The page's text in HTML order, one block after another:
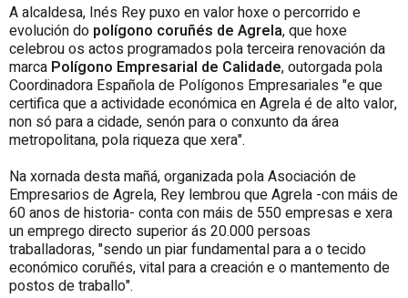
A alcaldesa, Inés Rey puxo en valor hoxe o percorrido e
evolución do polígono coruñés de Agrela, que hoxe
celebrou os actos programados pola terceira renovación da
marca Polígono Empresarial de Calidade, outorgada pola
Coordinadora Española de Polígonos Empresariales "e que
certifica que a actividade económica en Agrela é de alto valor,
non só para a cidade, senón para o conxunto da área
metropolitana, pola riqueza que xera".
Na xornada desta mañá, organizada pola Asociación de
Empresarios de Agrela, Rey lembrou que Agrela -con máis de
60 anos de historia- conta con máis de 550 empresas e xera
un emprego directo superior ás 20.000 persoas
traballadoras, "sendo un piar fundamental para a o tecido
económico coruñés, vital para a creación e o mantemento de
postos de traballo".